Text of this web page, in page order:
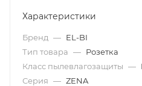
Характеристики
Бренд — EL-BI
Тип товара — Розетка
Класс пылевлагозащиты —
Серия — ZENA